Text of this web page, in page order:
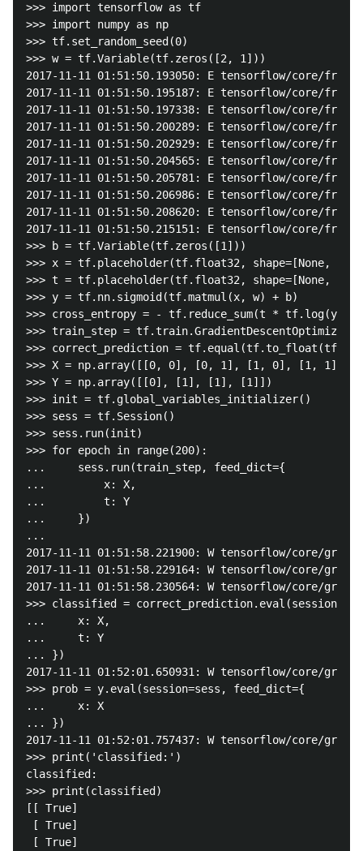
>>> import tensorflow as tf
>>> import numpy as np
>>> tf.set_random_seed(0)
>>> w = tf.Variable(tf.zeros([2, 1]))
2017-11-11 01:51:50.193050: E tensorflow/core/
2017-11-11 01:51:50.195187: E tensorflow/core/
2017-11-11 01:51:50.197338: E tensorflow/core/
2017-11-11 01:51:50.200289: E tensorflow/core/
2017-11-11 01:51:50.202929: E tensorflow/core/
2017-11-11 01:51:50.204565: E tensorflow/core/
2017-11-11 01:51:50.205781: E tensorflow/core/
2017-11-11 01:51:50.206986: E tensorflow/core/
2017-11-11 01:51:50.208620: E tensorflow/core/
2017-11-11 01:51:50.215151: E tensorflow/core/
>>> b = tf.Variable(tf.zeros([1]))
>>> x = tf.placeholder(tf.float32, shape=[None, 2])
>>> t = tf.placeholder(tf.float32, shape=[None, 1])
>>> y = tf.nn.sigmoid(tf.matmul(x, w) + b)
>>> cross_entropy = - tf.reduce_sum(t *
>>> train_step =
>>> correct_prediction =
>>> X = np.array([[0, 0], [0, 1], [1, 0], [1, 1]])
>>> Y = np.array([[0], [1], [1], [1]])
>>> init = tf.global_variables_initializer()
>>> sess = tf.Session()
>>> sess.run(init)
>>> for epoch in range(200):
...     sess.run(train_step, feed_dict={
...         x: X,
...         t: Y
...     })
...
2017-11-11 01:51:58.221900: W tensorflow/core/
2017-11-11 01:51:58.229164: W tensorflow/core/
2017-11-11 01:51:58.230564: W tensorflow/core/
>>> classified =
...     x: X,
...     t: Y
... })
2017-11-11 01:52:01.650931: W tensorflow/core/
>>> prob = y.eval(session=sess, feed_dict={
...     x: X
... })
2017-11-11 01:52:01.757437: W tensorflow/core/
>>> print('classified:')
classified:
>>> print(classified)
[[ True]
[ True]
[ True]